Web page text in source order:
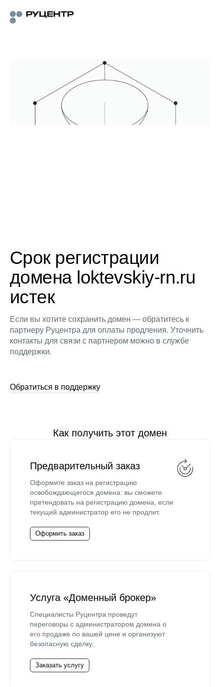
Срок регистрации
домена loktevskiy-rn.ru
истек
Если вы хотите сохранить домен — обратитесь к
партнеру Руцентра для оплаты продления. Уточнить
контакты для связи с партнером можно в службе
поддержки.
Обратиться в поддержку
Как получить этот домен
Предварительный заказ
Оформите заказ на регистрацию
освобождающегося домена: вы сможете
претендовать на регистрацию домена, если
текущий администратор его не продлит.
Оформить заказ
Услуга «Доменный брокер»
Специалисты Руцентра проведут
переговоры с администратором домена о
его продаже по вашей цене и организуют
безопасную сделку.
Заказать услугу